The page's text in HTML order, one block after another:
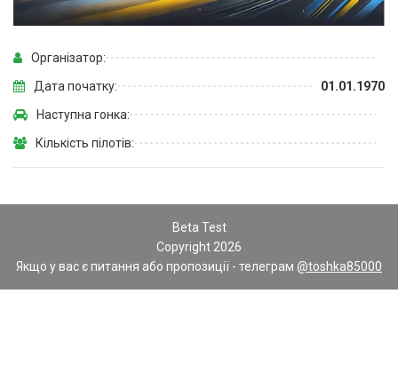
Організатор:
Дата початку:
01.01.1970
Наступна гонка:
Кількість пілотів:
Beta Test
Copyright 2026
Якщо у вас є питання або пропозиції - телеграм @toshka85000